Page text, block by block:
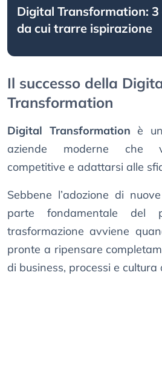
Digital Transformation: 3
da cui trarre ispirazione
Il successo della
Transformation
Digital Transformation è
aziende moderne che
competitive e adattarsi alle
Sebbene l’adozione di
parte fondamentale del
trasformazione avviene
pronte a ripensare
di business, processi e